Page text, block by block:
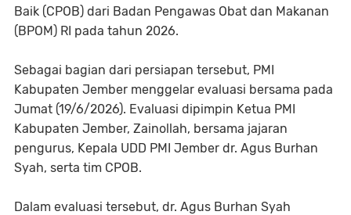
Baik (CPOB) dari Badan Pengawas Obat dan Makanan
(BPOM) RI pada tahun 2026.
Sebagai bagian dari persiapan tersebut, PMI
Kabupaten Jember menggelar evaluasi bersama pada
Jumat (19/6/2026). Evaluasi dipimpin Ketua PMI
Kabupaten Jember, Zainollah, bersama jajaran
pengurus, Kepala UDD PMI Jember dr. Agus Burhan
Syah, serta tim CPOB.
Dalam evaluasi tersebut, dr. Agus Burhan Syah